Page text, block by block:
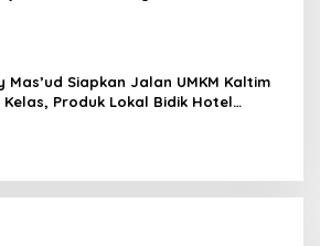
Mas’ud Siapkan Jalan UMKM Kaltim
Kelas, Produk Lokal Bidik Hotel